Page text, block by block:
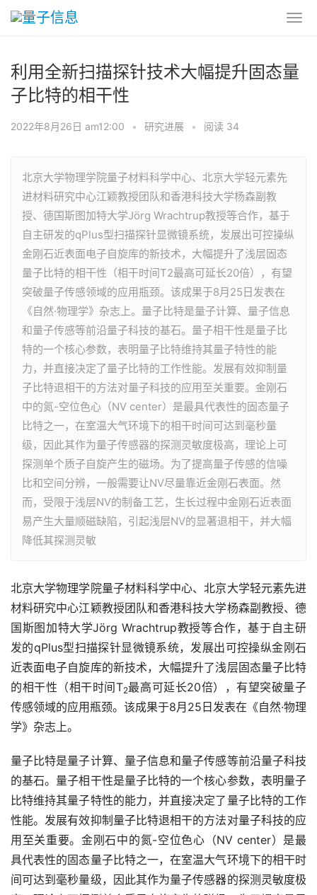
利用全新扫描探针技术大幅提升固态量
子比特的相干性
2022年8月26日 am12:00 • 研究进展 • 阅读 34
北京大学物理学院量子材料科学中心、北京大学轻元素先
进材料研究中心江颖教授团队和香港科技大学杨森副教
授、德国斯图加特大学Jörg Wrachtrup教授等合作，基于
自主研发的qPlus型扫描探针显微镜系统，发展出可控操纵
金刚石近表面电子自旋库的新技术，大幅提升了浅层固态
量子比特的相干性（相干时间T2最高可延长20倍），有望
突破量子传感领域的应用瓶颈。该成果于8月25日发表在
《自然·物理学》杂志上。量子比特是量子计算、量子信息
和量子传感等前沿量子科技的基石。量子相干性是量子比
特的一个核心参数，表明量子比特维持其量子特性的能
力，并直接决定了量子比特的工作性能。发展有效抑制量
子比特退相干的方法对量子科技的应用至关重要。金刚石
中的氮-空位色心（NV center）是最具代表性的固态量子
比特之一，在室温大气环境下的相干时间可达到毫秒量
级，因此其作为量子传感器的探测灵敏度极高，理论上可
探测单个质子自旋产生的磁场。为了提高量子传感的信噪
比和空间分辨，一般需要让NV尽量靠近金刚石表面。然
而，受限于浅层NV的制备工艺，生长过程中金刚石近表面
易产生大量顺磁缺陷，引起浅层NV的显著退相干，并大幅
降低其探测灵敏
北京大学物理学院量子材料科学中心、北京大学轻元素先进
材料研究中心江颖教授团队和香港科技大学杨森副教授、德
国斯图加特大学Jörg Wrachtrup教授等合作，基于自主研
发的qPlus型扫描探针显微镜系统，发展出可控操纵金刚石
近表面电子自旋库的新技术，大幅提升了浅层固态量子比特
的相干性（相干时间T2最高可延长20倍），有望突破量子
传感领域的应用瓶颈。该成果于8月25日发表在《自然·物理
学》杂志上。
量子比特是量子计算、量子信息和量子传感等前沿量子科技
的基石。量子相干性是量子比特的一个核心参数，表明量子
比特维持其量子特性的能力，并直接决定了量子比特的工作
性能。发展有效抑制量子比特退相干的方法对量子科技的应
用至关重要。金刚石中的氮-空位色心（NV center）是最
具代表性的固态量子比特之一，在室温大气环境下的相干时
间可达到毫秒量级，因此其作为量子传感器的探测灵敏度极